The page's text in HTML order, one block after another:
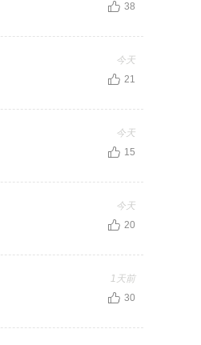
38
今天
21
今天
15
今天
20
1天前
30